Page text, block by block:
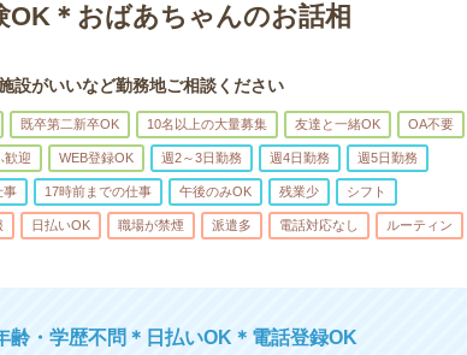
OK＊おばあちゃんのお話相
がいいなど勤務地ご相談ください
既卒第二新卒OK 10名以上の大量募集 友達と一緒OK OA不要
歓迎 WEB登録OK 週2～3日勤務 週4日勤務 週5日勤務
事 17時前までの仕事 午後のみOK 残業少 シフト
日払いOK 職場が禁煙 派遣多 電話対応なし ルーティン
齢・学歴不問＊日払いOK＊電話登録OK